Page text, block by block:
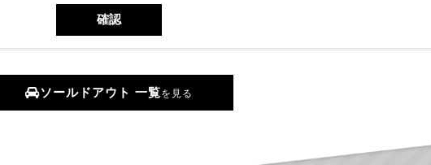
ソールドアウト 一覧を見る